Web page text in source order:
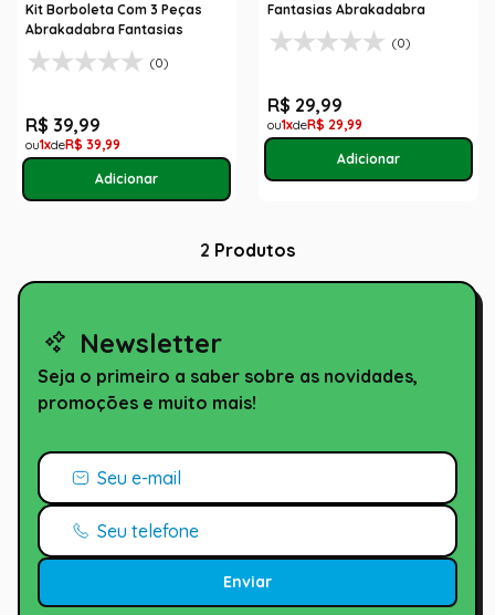
Kit Borboleta Com 3 Peças
Abrakadabra Fantasias
(0)
R$ 39,99
1 R$ 39,99
Fantasias Abrakadabra
(0)
R$ 29,99
1 R$ 29,99
2 Produtos
Newsletter
Seja o primeiro a saber sobre as novidades,
promoções e muito mais!
Enviar